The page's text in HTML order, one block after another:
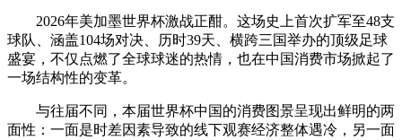
2026年美加墨世界杯激战正酣。这场史上首次扩军至48支
球队、涵盖104场对决、历时39天、横跨三国举办的顶级足球
盛宴，不仅点燃了全球球迷的热情，也在中国消费市场掀起了
一场结构性的变革。
与往届不同，本届世界杯中国的消费图景呈现出鲜明的两
面性：一面是时差因素导致的线下观赛经济整体遇冷，另一面